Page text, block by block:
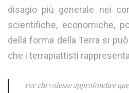
disagio più generale nei
scientifiche, economiche,
della forma della Terra si
che i terrapiattisti
Per chi volesse approfondire